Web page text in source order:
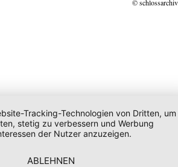
©
Tracking-Technologien von Dritten, um
stetig zu verbessern und Werbung
der Nutzer anzuzeigen.
ABLEHNEN